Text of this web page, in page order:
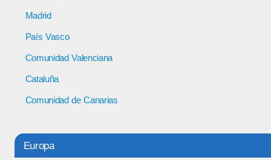
Madrid
País Vasco
Comunidad Valenciana
Cataluña
Comunidad de Canarias
Europa